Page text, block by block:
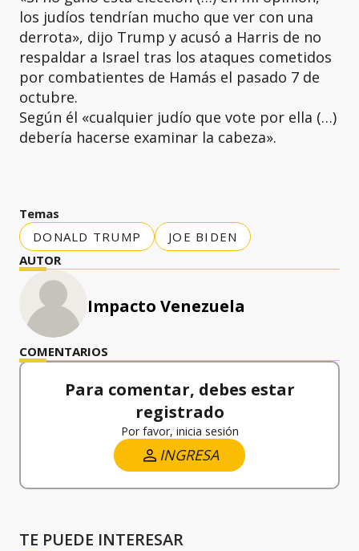
los judíos tendrían mucho que ver con una
derrota», dijo Trump y acusó a Harris de no
respaldar a Israel tras los ataques cometidos
por combatientes de Hamás el pasado 7 de
octubre.
Según él «cualquier judío que vote por ella (…)
debería hacerse examinar la cabeza».
Temas
DONALD TRUMP
JOE BIDEN
AUTOR
Impacto Venezuela
COMENTARIOS
Para comentar, debes estar
registrado
Por favor, inicia sesión
INGRESA
TE PUEDE INTERESAR